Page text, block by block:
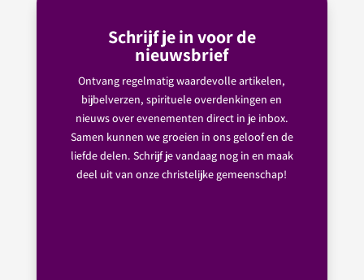
Schrijf je in voor de
nieuwsbrief
Ontvang regelmatig waardevolle artikelen,
bijbelverzen, spirituele overdenkingen en
nieuws over evenementen direct in je inbox.
Samen kunnen we groeien in ons geloof en de
liefde delen. Schrijf je vandaag nog in en maak
deel uit van onze christelijke gemeenschap!